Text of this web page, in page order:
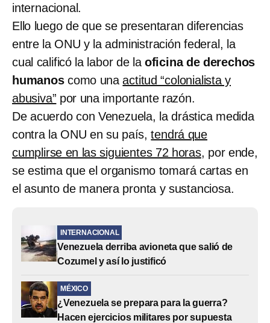
internacional.
Ello luego de que se presentaran diferencias
entre la ONU y la administración federal, la
cual calificó la labor de la oficina de derechos
humanoscomo unaactitud “colonialista y
abusiva” por una importante razón.
De acuerdo con Venezuela, la drástica medida
contra la ONU en su país,tendrá que
cumplirse en las siguientes 72 horas, por ende,
se estima que el organismo tomará cartas en
el asunto de manera pronta y sustanciosa.
INTERNACIONAL
Venezuela derriba avioneta que salió de
Cozumel y así lo justificó
MÉXICO
¿Venezuela se prepara para la guerra?
Hacen ejercicios militares por supuesta